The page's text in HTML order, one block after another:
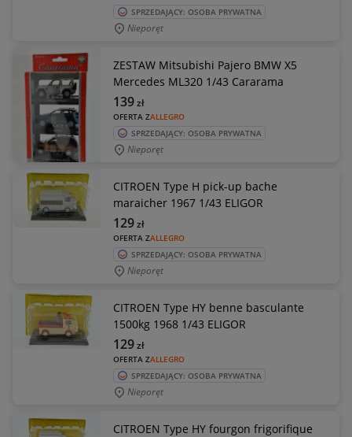
SPRZEDAJĄCY: OSOBA PRYWATNA
Nieporęt
ZESTAW Mitsubishi Pajero BMW X5
Mercedes ML320 1/43 Cararama
OFERTA ZALLEGRO
139zł
SPRZEDAJĄCY: OSOBA PRYWATNA
Nieporęt
CITROEN Type H pick-up bache
maraicher 1967 1/43 ELIGOR
OFERTA ZALLEGRO
129zł
SPRZEDAJĄCY: OSOBA PRYWATNA
Nieporęt
CITROEN Type HY benne basculante
1500kg 1968 1/43 ELIGOR
OFERTA ZALLEGRO
129zł
SPRZEDAJĄCY: OSOBA PRYWATNA
Nieporęt
CITROEN Type HY fourgon frigorifique